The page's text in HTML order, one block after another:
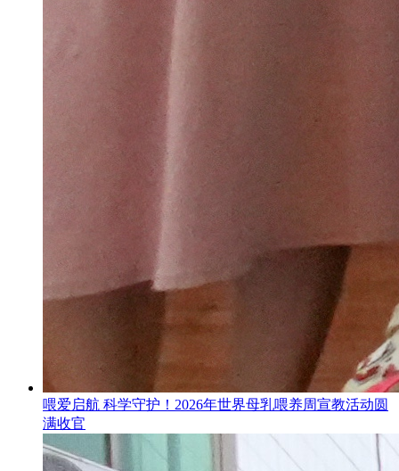
喂爱启航 科学守护！2026年世界母乳喂养周宣教活动圆
满收官